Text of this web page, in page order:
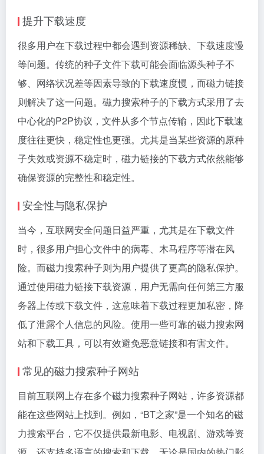
提升下载速度
很多用户在下载过程中都会遇到资源稀缺、下载速度慢
等问题。传统的种子文件下载可能会面临源头种子不
够、网络状况差等因素导致的下载速度慢，而磁力链接
则解决了这一问题。磁力搜索种子的下载方式采用了去
中心化的P2P协议，文件从多个节点传输，因此下载速
度往往更快，稳定性也更强。尤其是当某些资源的原种
子失效或资源不稳定时，磁力链接的下载方式依然能够
确保资源的完整性和稳定性。
安全性与隐私保护
当今，互联网安全问题日益严重，尤其是在下载文件
时，很多用户担心文件中的病毒、木马程序等潜在风
险。而磁力搜索种子则为用户提供了更高的隐私保护。
通过使用磁力链接下载资源，用户无需向任何第三方服
务器上传或下载文件，这意味着下载过程更加私密，降
低了泄露个人信息的风险。使用一些可靠的磁力搜索网
站和下载工具，可以有效避免恶意链接和有害文件。
常见的磁力搜索种子网站
目前互联网上存在多个磁力搜索种子网站，许多资源都
能在这些网站上找到。例如，“BT之家”是一个知名的磁
力搜索平台，它不仅提供最新电影、电视剧、游戏等资